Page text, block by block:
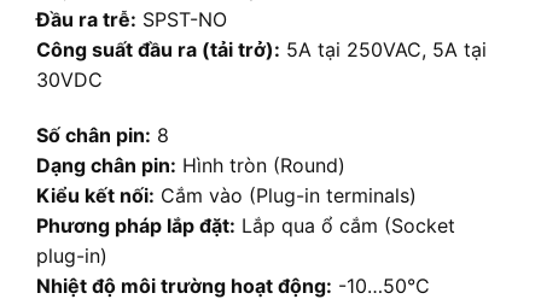
Đầu ra trễ: SPST-NO
Công suất đầu ra (tải trở): 5A tại 250VAC, 5A tại
30VDC
Số chân pin: 8
Dạng chân pin: Hình tròn (Round)
Kiểu kết nối: Cắm vào (Plug-in terminals)
Phương pháp lắp đặt: Lắp qua ổ cắm (Socket
plug-in)
Nhiệt độ môi trường hoạt động: -10…50°C